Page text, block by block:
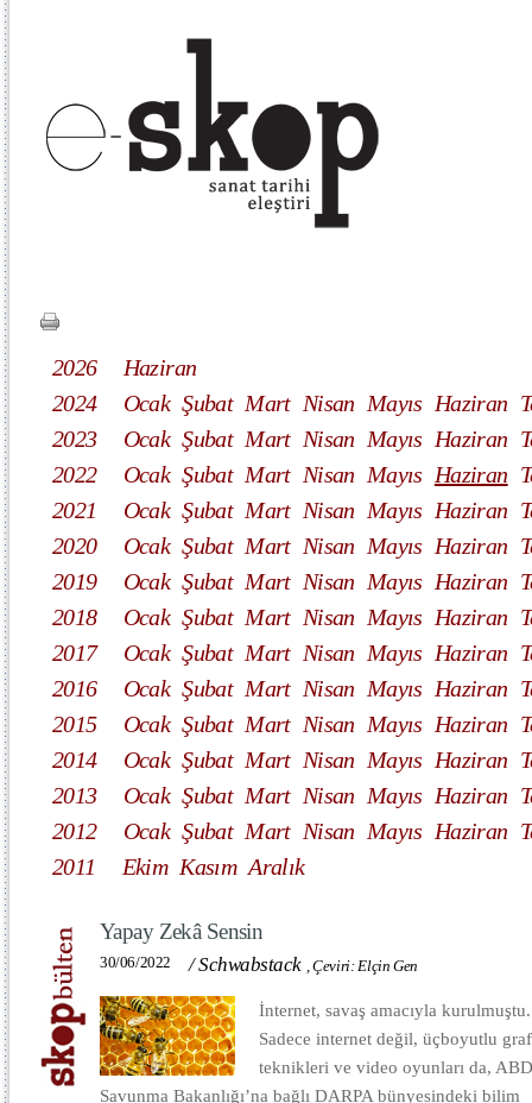
2026
Haziran
2024
Ocak Şubat Mart Nisan Mayıs Haziran
2023
Ocak Şubat Mart Nisan Mayıs Haziran
2022
Ocak Şubat Mart Nisan Mayıs Haziran
2021
Ocak Şubat Mart Nisan Mayıs Haziran
2020
Ocak Şubat Mart Nisan Mayıs Haziran
2019
Ocak Şubat Mart Nisan Mayıs Haziran
2018
Ocak Şubat Mart Nisan Mayıs Haziran
2017
Ocak Şubat Mart Nisan Mayıs Haziran
2016
Ocak Şubat Mart Nisan Mayıs Haziran
2015
Ocak Şubat Mart Nisan Mayıs Haziran
2014
Ocak Şubat Mart Nisan Mayıs Haziran
2013
Ocak Şubat Mart Nisan Mayıs Haziran
2012
Ocak Şubat Mart Nisan Mayıs Haziran
2011
Ekim Kasım Aralık
Yapay Zekâ Sensin
30/06/2022 /Schwabstack ,Çeviri: Elçin Gen
İnternet, savaş amacıyla kurulmuştu.
Sadece internet değil, üçboyutlu
teknikleri ve video oyunları da, ABD
Savunma Bakanlığı’na bağlı DARPA bünyesindeki bilim